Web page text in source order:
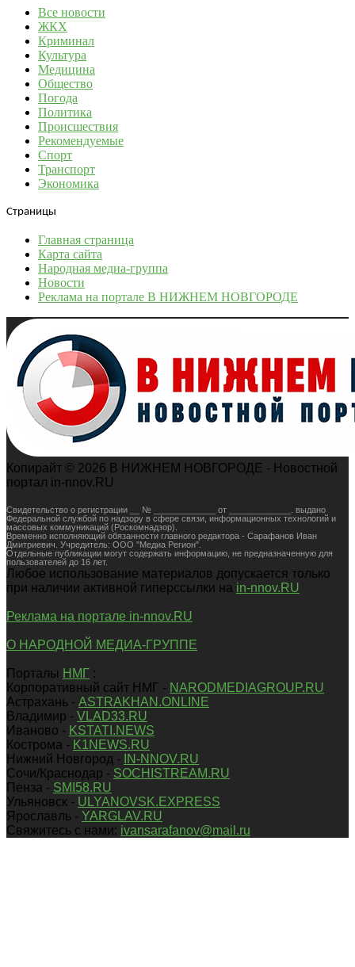
Все новости
ЖКХ
Криминал
Культура
Медицина
Общество
Погода
Политика
Происшествия
Рекомендуемые
Спорт
Транспорт
Экономика
Страницы
Главная страница
Карта сайта
Народная медиа-группа
Новости
Реклама на портале В НИЖНЕМ НОВГОРОДЕ
Копирайт © 2026 В НИЖНЕМ НОВГОРОДЕ - Новостной
портал in-nnov.RU
Свидетельство о регистрации __ № _____________ от _____________. выдано
Федеральной службой по надзору в сфере связи, информационных технологий и
массовых коммуникаций (Роскомнадзор).
Временно исполняющий обязанности главного редактора - Сарафанов Иван
Дмитриевич. Учредитель: ООО "Медиа Регион".
Отдельные публикации могут содержать информацию, не предназначенную для
пользователей до 16 лет.
Любое использование материалов допускается только
при наличии активной гиперссылки на in-nnov.RU
Реклама на портале in-nnov.RU
О НАРОДНОЙ МЕДИА-ГРУППЕ
Порталы НМГ :
Корпоративный сайт НМГ - NARODMEDIAGROUP.RU
Астрахань - ASTRAKHAN.ONLINE
Владимир - VLAD33.RU
Иваново - KSTATI.NEWS
Кострома - K1NEWS.RU
Нижний Новгород -
IN-NNOV.RU
Сочи/Краснодар - SOCHISTREAM.RU
Пенза - SMI58.RU
Ульяновск - ULYANOVSK.EXPRESS
Ярославль - YARGLAV.RU
Свяжитесь с нами: ivansarafanov@mail.ru